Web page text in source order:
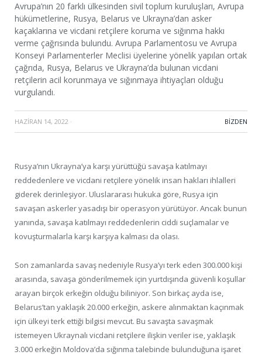
Avrupa’nın 20 farklı ülkesinden sivil toplum kuruluşları, Avrupa
hükümetlerine, Rusya, Belarus ve Ukrayna’dan asker
kaçaklarına ve vicdani retçilere koruma ve sığınma hakkı
verme çağrısında bulundu. Avrupa Parlamentosu ve Avrupa
Konseyi Parlamenterler Meclisi üyelerine yönelik yapılan ortak
çağrıda, Rusya, Belarus ve Ukrayna’da bulunan vicdani
retçilerin acil korunmaya ve sığınmaya ihtiyaçları olduğu
vurgulandı.
HAZIRAN 14, 2022 · BIZDEN
Rusya’nın Ukrayna’ya karşı yürüttüğü savaşa katılmayı
reddedenlere ve vicdani retçilere yönelik insan hakları ihlalleri
giderek derinleşiyor. Uluslararası hukuka göre, Rusya için
savaşan askerler yasadışı bir operasyon yürütüyor. Ancak bunun
yanında, savaşa katılmayı reddedenlerin ciddi suçlamalar ve
kovuşturmalarla karşı karşıya kalması da olası.
Son zamanlarda savaş nedeniyle Rusya’yı terk eden 300.000 kişi
arasında, savaşa gönderilmemek için yurtdışında güvenli koşullar
arayan birçok erkeğin olduğu biliniyor. Son birkaç ayda ise,
Belarus’tan yaklaşık 20.000 erkeğin, askere alınmaktan kaçınmak
için ülkeyi terk ettiği bilgisi mevcut. Bu savaşta savaşmak
istemeyen Ukraynalı vicdani retçilere ilişkin veriler ise, yaklaşık
3.000 erkeğin Moldova’da sığınma talebinde bulunduğuna işaret